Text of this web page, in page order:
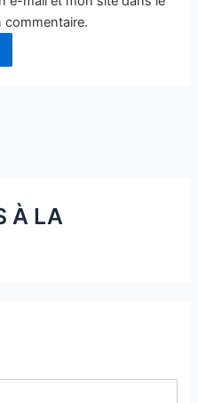
commentaire.
À LA